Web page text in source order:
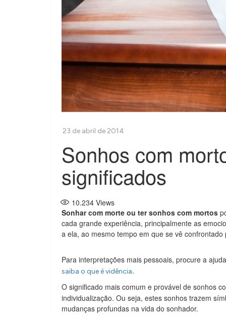
Sonhos com
significados
10.234 Views
Sonhar com morte ou ter sonhos com mortos
cada grande experiência, principalmente as
a ela, ao mesmo tempo em que se vê
Para interpretações mais pessoais, procure a
saiba o que é vidência.
O significado mais comum e provável de sonhos
individualização. Ou seja, estes sonhos trazem
mudanças profundas na vida do sonhador.